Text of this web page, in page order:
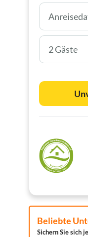
2 Gäste
Beliebte
Sichern Sie sich